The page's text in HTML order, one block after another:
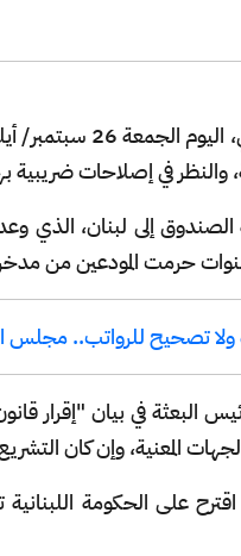
طالب صندوق
والنظر في إصلاحات
إلى لبنان، الذي
حرمت المودعين من
تصحيح للرواتب.. مجلس
البعثة في بيان "إقرار
المعنية، وإن كان
على الحكومة